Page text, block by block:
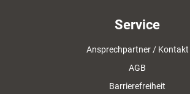
Service
Ansprechpartner / Kontakt
AGB
Barrierefreiheit